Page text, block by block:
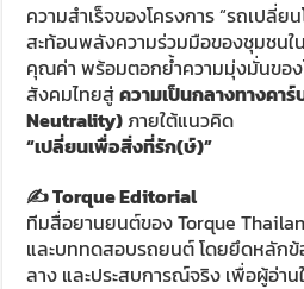
ความสำเร็จของโครงการ “รถเปลี่
สะท้อนพลังความร่วมมือของชุมชนใ
คุณค่า พร้อมตอกย้ำความมุ่งมั่นของ
สังคมไทยสู่ความเป็นกลางทางคา
Neutrality)ภายใต้แนวคิด
“เปลี่ยนเพื่อสิ่งที่รัก(ษ์)”
✍️ Torque Editorial
ทีมสื่อยานยนต์ของ Torque
และบททดสอบรถยนต์ โดยยึดหลัก
ลาง และประสบการณ์จริง เพื่อผู้อ่าน